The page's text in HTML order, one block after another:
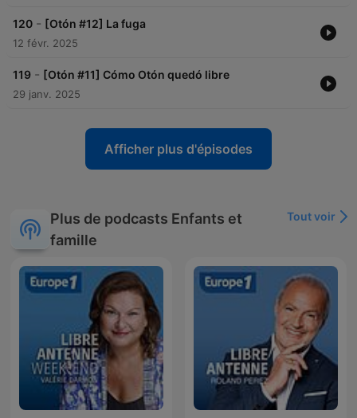
120 - [Otón #12] La fuga
12 févr. 2025
119 - [Otón #11] Cómo Otón quedó libre
29 janv. 2025
Afficher plus d'épisodes
Plus de podcasts Enfants et
famille
Tout voir